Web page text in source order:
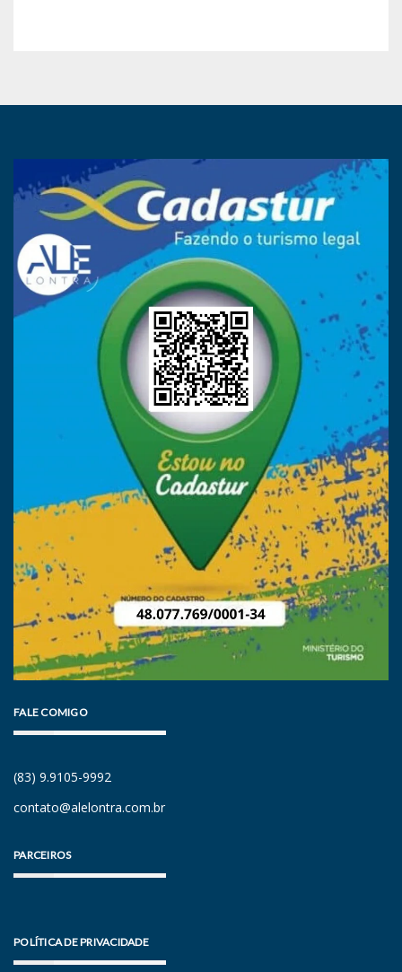
FALE COMIGO
(83) 9.9105-9992
contato@alelontra.com.br
PARCEIROS
POLÍTICA DE PRIVACIDADE